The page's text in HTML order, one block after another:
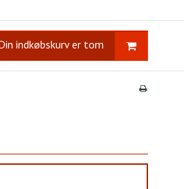
indkøbskurv er tom